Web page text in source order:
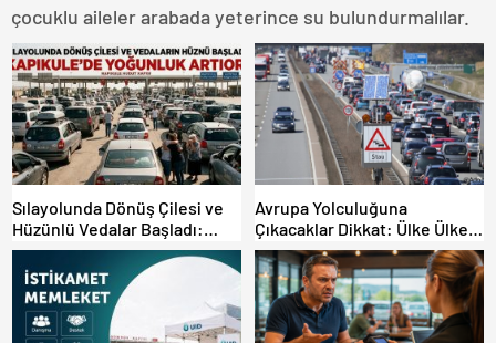
çocuklu aileler arabada yeterince su bulundurmalılar.
Sılayolunda Dönüş Çilesi ve
Hüzünlü Vedalar Başladı:
Kapıkule’de Yoğunluk Artıyor!
Avrupa Yolculuğuna
Çıkacaklar Dikkat: Ülke Ülke
Güncel Trafik Kuralları,
Avrupa Otoyol Hız Limitleri